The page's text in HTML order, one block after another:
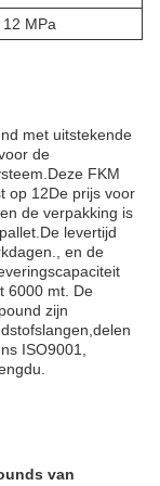
12 MPa
met uitstekende
de
FKM
op 12De prijs voor
de verpakking is
levertijd
en de
6000 mt. De
zijn
ISO9001,
van